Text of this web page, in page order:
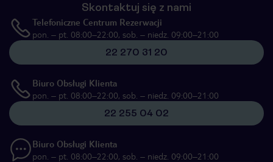
Skontaktuj się z nami
Telefoniczne Centrum Rezerwacji
pon. – pt. 08:00–22:00, sob. – niedz. 09:00–21:00
22 270 31 20
Biuro Obsługi Klienta
pon. – pt. 08:00–22:00, sob. – niedz. 09:00–21:00
22 255 04 02
Biuro Obsługi Klienta
pon. – pt. 08:00–22:00, sob. – niedz. 09:00–21:00